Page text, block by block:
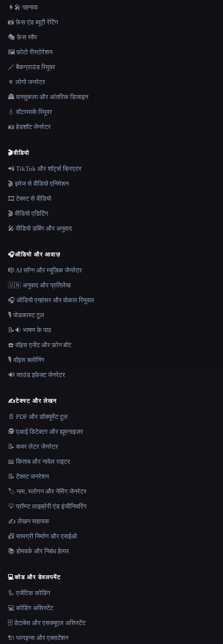
👩‍🎤 पहनावा
📸 फ़ेस एंड ब्यूटी रेटिंग
🎭 फ़ेस स्वैप
🖼️ फ़ोटो रीस्टोरेशन
🪄 बैकग्राउंड रिमूवर
⚜️ लोगो जनरेटर
🏯 वास्तुकला और आंतरिक डिजाइन
💧 वॉटरमार्क रिमूवर
🪪 हेडशॉट जेनरेटर
🎬वीडियो
📲 TikTok और शॉर्ट्स क्रिएटर
🎬 इमेज से वीडियो एनिमेशन
🎞️ टेक्स्ट से वीडियो
🎬 वीडियो एडिटिंग
🎤 वीडियो डबिंग और अनुवाद
🎧ऑडियो और आवाज़
🎼 AI सॉन्ग और म्यूज़िक जेनरेटर
🇺🇳 अनुवाद और प्रतिलेख
🎧 ऑडियो एन्हांसर और वोकल रिमूवल
🎙️ पोडकास्ट टूल
📝🔉 भाषण के पाठ
☎️ वॉइस एजेंट और फ़ोन बॉट
🎙️ वॉइस क्लोनिंग
🔊 साउंड इफ़ेक्ट जेनरेटर
✍️टेक्स्ट और लेखन
📄 PDF और डॉक्यूमेंट टूल
🕵️ एआई डिटेक्टर और ह्यूमनाइज़र
📝 कवर लेटर जेनरेटर
📖 किताब और नावेल राइटर
📝 टेक्स्ट जनरेशन
🏷️ नाम, स्लोगन और नेमिंग जेनरेटर
💡 प्रॉम्प्ट लाइब्रेरी एंड इंजीनियरिंग
✍️ लेखन सहायक
📠 सामग्री निर्माण और एसईओ
📚 होमवर्क और निबंध हेल्पर
💻कोड और डेवलपमेंट
🦾 एजेंटिक कोडिंग
💻 कोडिंग असिस्टेंट
🗄️ डेटाबेस और एसक्यूएल असिस्टेंट
🔌 प्लगइन्स और एक्सटेंशन